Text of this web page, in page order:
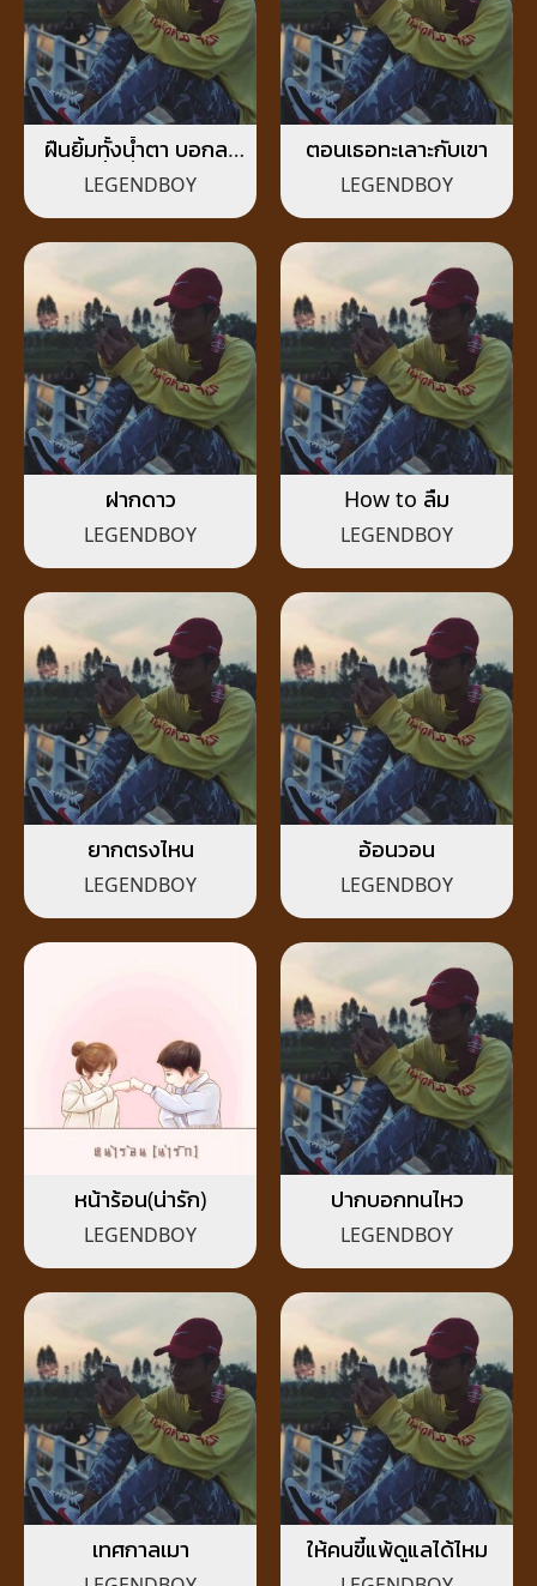
ฝืนยิ้มทั้งน้ำตา บอกลา
ทั้งที่ยังรัก
LEGENDBOY
ตอนเธอทะเลาะกับเขา
LEGENDBOY
ฝากดาว
LEGENDBOY
How to ลืม
LEGENDBOY
ยากตรงไหน
LEGENDBOY
อ้อนวอน
LEGENDBOY
หน้าร้อน(น่ารัก)
LEGENDBOY
ปากบอกทนไหว
LEGENDBOY
เทศกาลเมา ให้คนขี้แพ้ดูแลได้ไหม